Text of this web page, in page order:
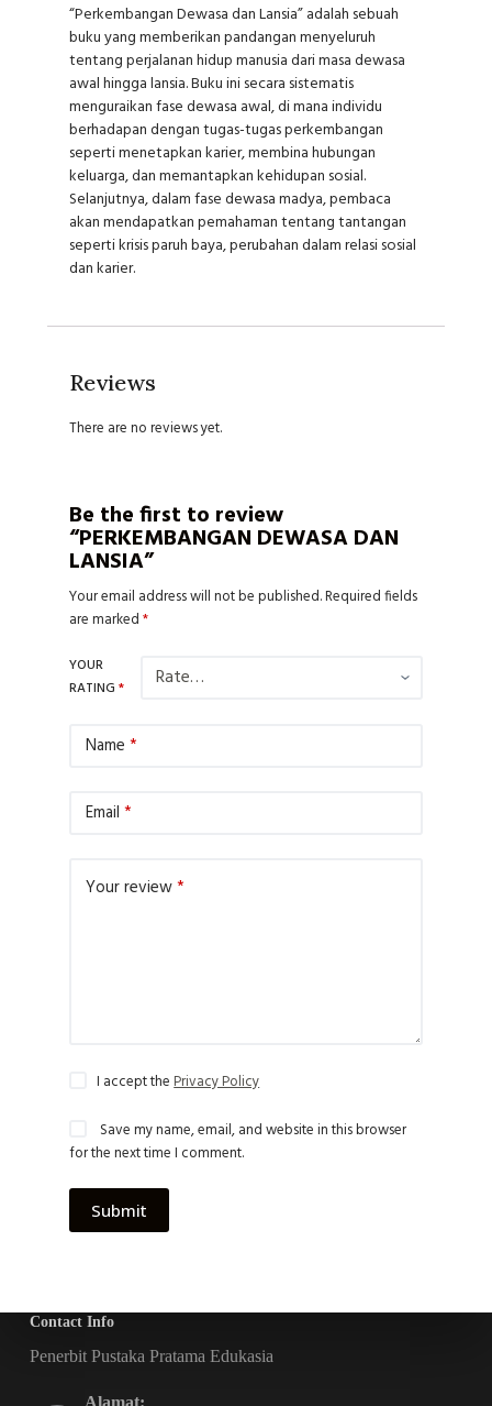
“Perkembangan Dewasa dan Lansia” adalah sebuah
buku yang memberikan pandangan menyeluruh
tentang perjalanan hidup manusia dari masa dewasa
awal hingga lansia. Buku ini secara sistematis
menguraikan fase dewasa awal, di mana individu
berhadapan dengan tugas-tugas perkembangan
seperti menetapkan karier, membina hubungan
keluarga, dan memantapkan kehidupan sosial.
Selanjutnya, dalam fase dewasa madya, pembaca
akan mendapatkan pemahaman tentang tantangan
seperti krisis paruh baya, perubahan dalam relasi sosial
dan karier.
Reviews
There are no reviews yet.
Be the first to review
“PERKEMBANGAN DEWASA DAN
LANSIA”
Your email address will not be published.Required fields
are marked*
YOUR
RATING *
Name *
Email *
Your review*
I accept thePrivacy Policy
Save my name, email, and website in this browser
for the next time I comment.
Submit
Contact Info
Penerbit Pustaka Pratama Edukasia
Alamat: